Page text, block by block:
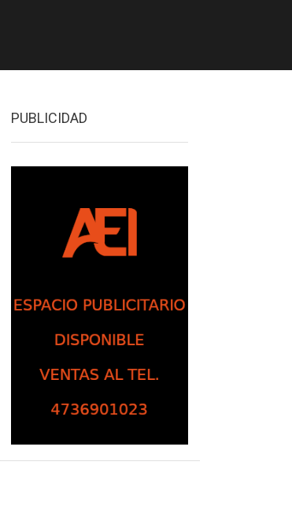
PUBLICIDAD